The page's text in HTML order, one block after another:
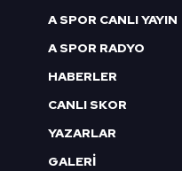
A SPOR CANLI YAYIN
A SPOR RADYO
HABERLER
CANLI SKOR
YAZARLAR
GALERİ